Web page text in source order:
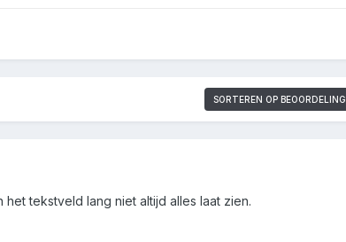
SORTEREN OP BEOORDELING
tekstveld lang niet altijd alles laat zien.